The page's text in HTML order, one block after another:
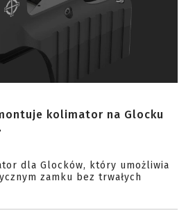
kolimator na Glocku
dla Glocków, który umożliwia
zamku bez trwałych